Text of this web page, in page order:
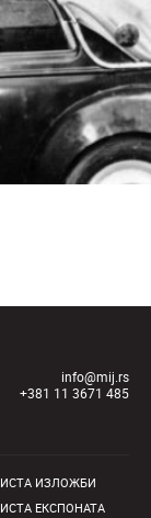
info@mij.rs
+381 11 3671 485
ИЗЛОЖБИ
ЕКСПОНАТА